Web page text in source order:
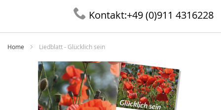
Kontakt:+49 (0)911 4316228
Home Liedblatt - Glücklich sein
Bildergalerie